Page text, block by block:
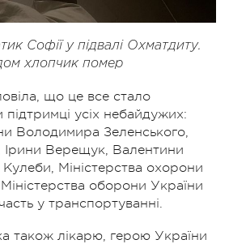
Софії у підвалі Охматдиту.
хлопчик помер
що це все стало
усіх небайдужих:
Володимира Зеленського,
Ірини Верещук, Валентини
Міністерства охорони
оборони України
у транспортуванні.
також лікарю, герою України